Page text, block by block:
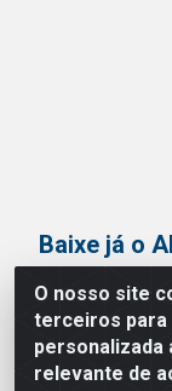
O nosso site
terceiros para
personalizada
relevante de
Baixe já o